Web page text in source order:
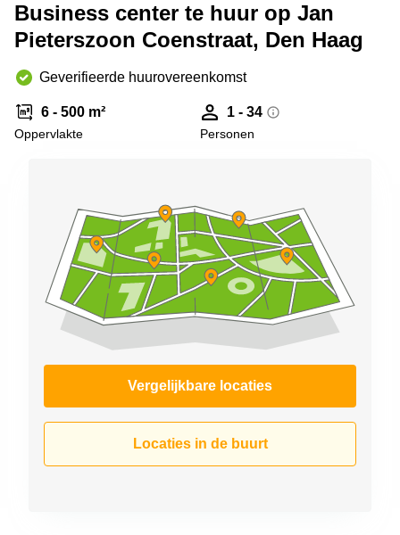
in Arnhem
Coworking
Hilversum
Coworking
space
Zwolle
Kantoor
Hengelo
Bedrijfsruimte
Huren in
Nijmegen
Business center te huur op Jan
Pieterszoon Coenstraat, Den Haag
Geverifieerde huurovereenkomst
6 - 500 m²
Oppervlakte
1 - 34
Personen
Vergelijkbare locaties
Locaties in de buurt